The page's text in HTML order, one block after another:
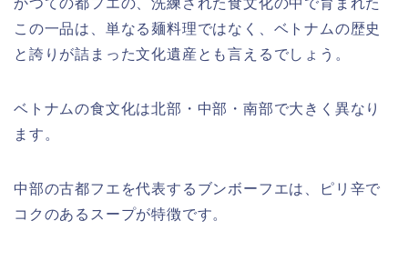
この一品は、単なる麺料理ではなく、ベトナムの歴史
と誇りが詰まった文化遺産とも言えるでしょう。
ベトナムの食文化は北部・中部・南部で大きく異なり
ます。
中部の古都フエを代表するブンボーフエは、ピリ辛で
コクのあるスープが特徴です。